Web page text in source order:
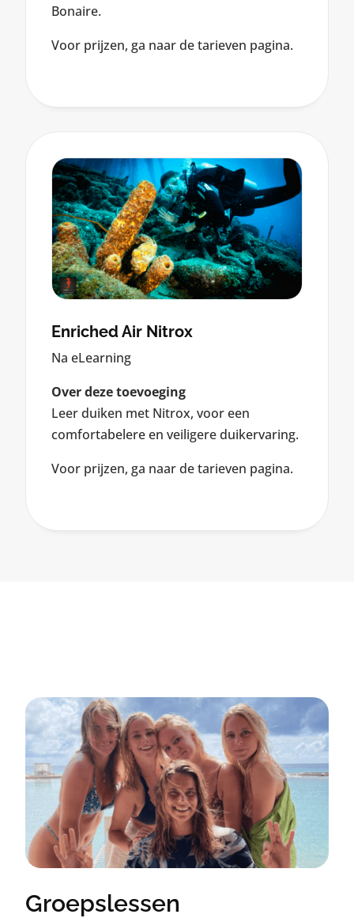
Bonaire.
Voor prijzen, ga naar de tarieven pagina.
Enriched Air Nitrox
Na eLearning
Over deze toevoeging
Leer duiken met Nitrox, voor een
comfortabelere en veiligere duikervaring.
Voor prijzen, ga naar de tarieven pagina.
Groepslessen